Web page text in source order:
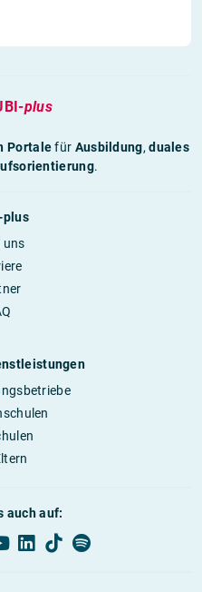
plus
Portalefür Ausbildung,duales
.
plus
uns
auch auf: